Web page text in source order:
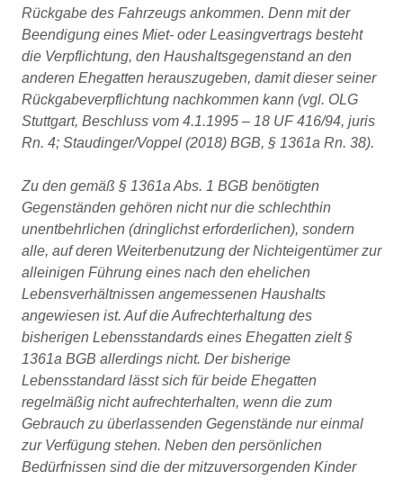
Rückgabe des Fahrzeugs ankommen. Denn mit der
Beendigung eines Miet- oder Leasingvertrags besteht
die Verpflichtung, den Haushaltsgegenstand an den
anderen Ehegatten herauszugeben, damit dieser seiner
Rückgabeverpflichtung nachkommen kann (vgl. OLG
Stuttgart, Beschluss vom 4.1.1995 – 18 UF 416/94, juris
Rn. 4; Staudinger/Voppel (2018) BGB, § 1361a Rn. 38).
Zu den gemäß § 1361a Abs. 1 BGB benötigten
Gegenständen gehören nicht nur die schlechthin
unentbehrlichen (dringlichst erforderlichen), sondern
alle, auf deren Weiterbenutzung der Nichteigentümer zur
alleinigen Führung eines nach den ehelichen
Lebensverhältnissen angemessenen Haushalts
angewiesen ist. Auf die Aufrechterhaltung des
bisherigen Lebensstandards eines Ehegatten zielt §
1361a BGB allerdings nicht. Der bisherige
Lebensstandard lässt sich für beide Ehegatten
regelmäßig nicht aufrechterhalten, wenn die zum
Gebrauch zu überlassenden Gegenstände nur einmal
zur Verfügung stehen. Neben den persönlichen
Bedürfnissen sind die der mitzuversorgenden Kinder